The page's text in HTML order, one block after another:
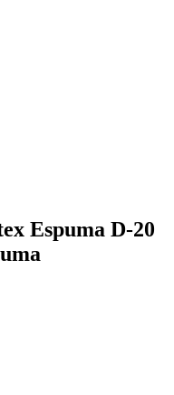
Espuma D-20